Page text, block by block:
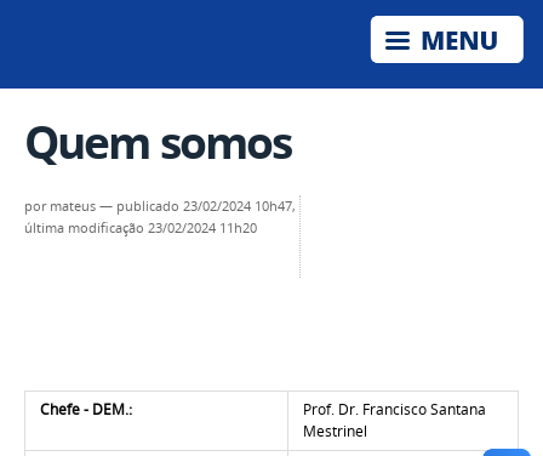
Quem somos
por mateus — publicado 23/02/2024 10h47,
última modificação 23/02/2024 11h20
Chefe - DEM.:
Prof. Dr. Francisco Santana
Mestrinel